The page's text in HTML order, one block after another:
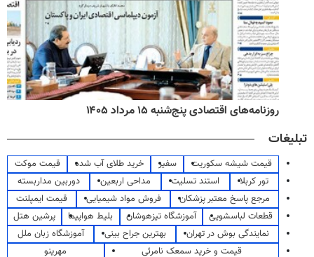
روزنامه‌های اقتصادی پنج‌شنبه ۱۵ مرداد ۱۴۰۵
تبلیغات
قیمت شیشه سکوریت سفیر خرید طلای آب شده
قیمت موکت
تور کربلا
استند تسلیت مداحی اربعین
دوربین مداربسته
مرجع پاسخ معتبر پزشکان
فروش مواد شیمیایی
قیمت ایمپلنت
قطعات لباسشویی
آموزشگاه تیزهوشان بلیط هواپیما
پرشین هتل
نمایندگی بوش در تهران
بهترین جراح بینی
آموزشگاه زبان ملل
قیمت و خرید سمعک نامرئی
مهرینو